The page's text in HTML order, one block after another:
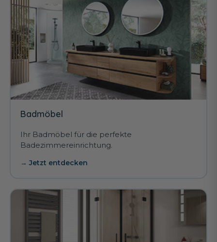
Badmöbel
Ihr Badmöbel für die perfekte
Badezimmereinrichtung.
→ Jetzt entdecken